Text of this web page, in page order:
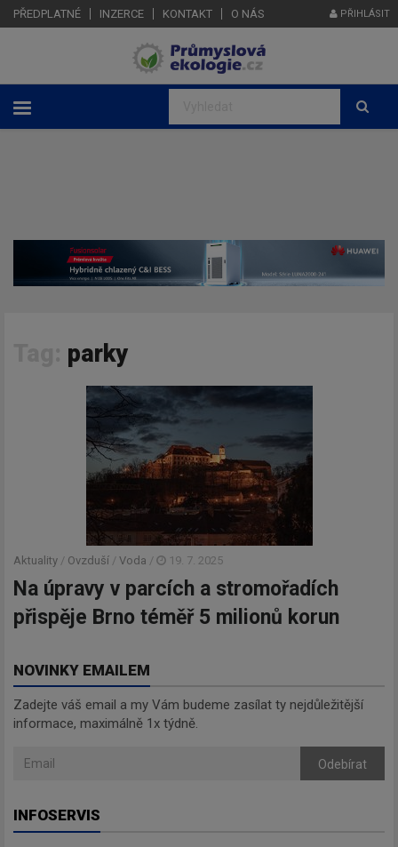
PŘEDPLATNÉ INZERCE KONTAKT O NÁS PŘIHLÁSIT
parky
Aktuality / Ovzduší / Voda / 19. 7. 2025
Na úpravy v parcích a stromořadích
přispěje Brno téměř 5 milionů korun
NOVINKY EMAILEM
Zadejte váš email a my Vám budeme zasílat ty nejdůležitější
informace, maximálně 1x týdně.
Odebírat
INFOSERVIS